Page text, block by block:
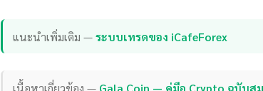
แนะนำเพิ่มเติม —ระบบเทรดของ iCafeForex
เนื้อหาเกี่ยวข้อง — Gala Coin — คู่มือ Crypto ฉบับ